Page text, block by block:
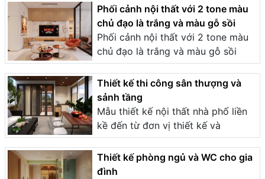
Phối cảnh nội thất với 2 tone màu
chủ đạo là trắng và màu gỗ sồi
Phối cảnh nội thất với 2 tone màu
chủ đạo là trắng và màu gỗ sồi
Thiết kế thi công sân thượng và
sảnh tầng
Mẫu thiết kế nội thất nhà phố liền
kề đến từ đơn vị thiết kế và
Thiết kế phòng ngủ và WC cho gia
đình